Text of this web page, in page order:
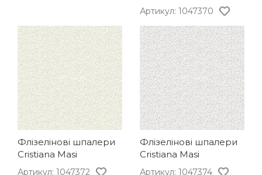
Артикул: 1047370
Флізелінові шпалери
Cristiana Masi
Артикул: 1047372
Флізелінові шпалери
Cristiana Masi
Артикул: 1047374